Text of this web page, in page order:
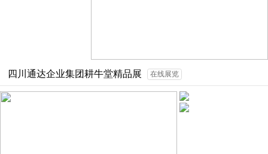
四川通达企业集团耕牛堂精品展 在线展览